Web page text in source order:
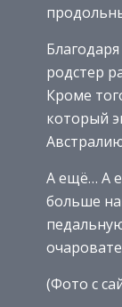
родстер
Кроме
который
А ещё… А
больше
(Фото с